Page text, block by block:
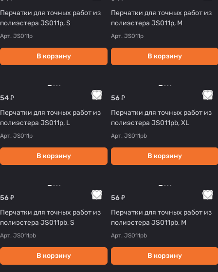
Перчатки для точных работ из
полиэстера JS011р, S
Арт. JS011р
В корзину
Перчатки для точных работ из
полиэстера JS011р, M
Арт. JS011р
В корзину
54 ₽
Перчатки для точных работ из
полиэстера JS011р, L
Арт. JS011р
В корзину
56 ₽
Перчатки для точных работ из
полиэстера JS011рb, XL
Арт. JS011рb
В корзину
56 ₽
Перчатки для точных работ из
полиэстера JS011рb, S
Арт. JS011рb
В корзину
56 ₽
Перчатки для точных работ из
полиэстера JS011рb, M
Арт. JS011рb
В корзину